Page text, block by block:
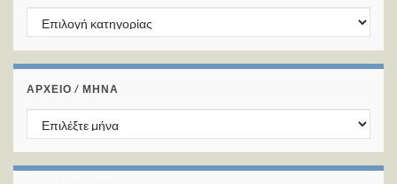
Kατηγορίες
ΑΡΧΕΙΟ / ΜΗΝΑ
ΑΡΧΕΙΟ / ΜΗΝΑ